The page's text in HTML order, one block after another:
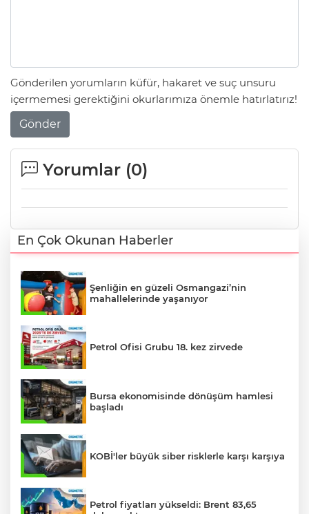
Gönderilen yorumların küfür, hakaret ve suç unsuru
içermemesi gerektiğini okurlarımıza önemle hatırlatırız!
Gönder
Yorumlar (0)
En Çok Okunan Haberler
Şenliğin en güzeli Osmangazi’nin
mahallelerinde yaşanıyor
Petrol Ofisi Grubu 18. kez zirvede
Bursa ekonomisinde dönüşüm hamlesi
başladı
KOBİ'ler büyük siber risklerle karşı karşıya
Petrol fiyatları yükseldi: Brent 83,65